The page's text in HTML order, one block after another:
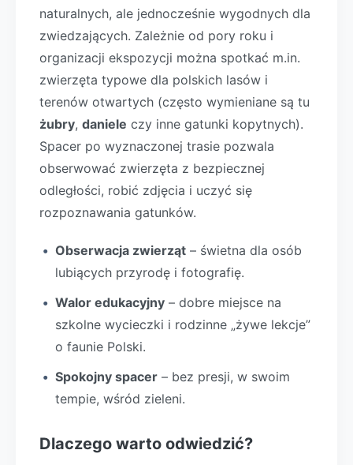
naturalnych, ale jednocześnie wygodnych dla
zwiedzających. Zależnie od pory roku i
organizacji ekspozycji można spotkać m.in.
zwierzęta typowe dla polskich lasów i
terenów otwartych (często wymieniane są tu
żubry, daniele czy inne gatunki kopytnych).
Spacer po wyznaczonej trasie pozwala
obserwować zwierzęta z bezpiecznej
odległości, robić zdjęcia i uczyć się
rozpoznawania gatunków.
Obserwacja zwierząt – świetna dla osób
lubiących przyrodę i fotografię.
Walor edukacyjny – dobre miejsce na
szkolne wycieczki i rodzinne „żywe lekcje”
o faunie Polski.
Spokojny spacer – bez presji, w swoim
tempie, wśród zieleni.
Dlaczego warto odwiedzić?